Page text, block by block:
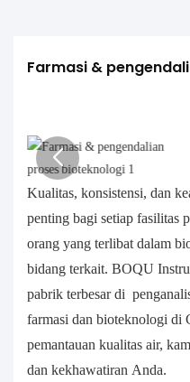
Farmasi &
Kualitas, konsistensi, dan
penting bagi setiap fasilitas
orang yang terlibat dalam
bidang terkait. BOQU
pabrik terbesar di
farmasi dan bioteknologi di
pemantauan kualitas air,
dan kekhawatiran Anda.